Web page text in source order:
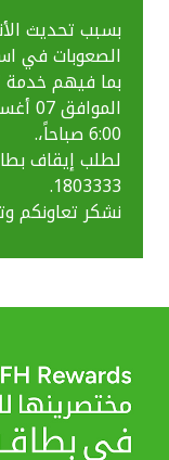
بسبب تحديث
الصعوبات في
بما فيهم
6:00 صباحاً،.
لطلب إيقاف
1803333.
نشكر تعاونكم